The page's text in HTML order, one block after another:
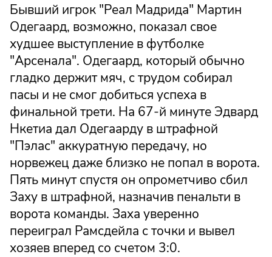
Бывший игрок "Реал Мадрида" Мартин
Одегаард, возможно, показал свое
худшее выступление в футболке
"Арсенала". Одегаард, который обычно
гладко держит мяч, с трудом собирал
пасы и не смог добиться успеха в
финальной трети. На 67-й минуте Эдвард
Нкетиа дал Одегаарду в штрафной
"Пэлас" аккуратную передачу, но
норвежец даже близко не попал в ворота.
Пять минут спустя он опрометчиво сбил
Заху в штрафной, назначив пенальти в
ворота команды. Заха уверенно
переиграл Рамсдейла с точки и вывел
хозяев вперед со счетом 3:0.